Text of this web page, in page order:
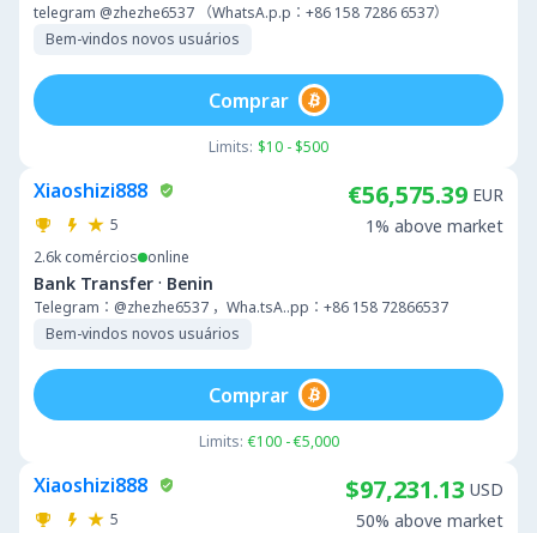
telegram @zhezhe6537 （WhatsA.p.p：+86 158 7286 6537）
Bem-vindos novos usuários
Limits: $10 - $500
Comprar
Xiaoshizi888
5
2.6k comércios online
Bank Transfer · Benin
Telegram：@zhezhe6537 ，Wha.tsA..pp：+86 158 72866537
Bem-vindos novos usuários
€56,575.39 EUR
1% above market
Limits: €100 - €5,000
Comprar
Xiaoshizi888
5
$97,231.13 USD
50% above market